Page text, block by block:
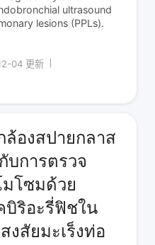
ultrasound
lesions (PPLs).
04 更新
ล้องสปายกลาส
บการตรวจ
โซมด้วย
ริอะรี่ฟิชใน
งสัยมะเร็งท่อ